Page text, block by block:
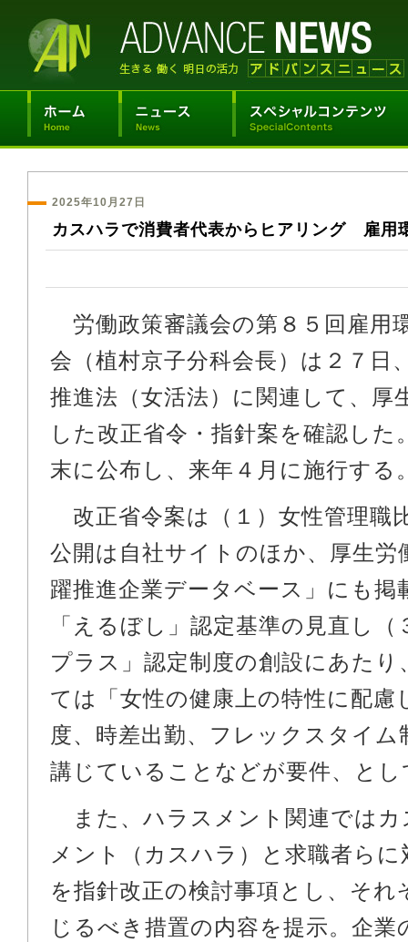
2025年10月27日
カスハラで消費者代表からヒアリング 雇用
労働政策審議会の第８５回雇用
会（植村京子分科会長）は２７日
推進法（女活法）に関連して、厚
した改正省令・指針案を確認した
末に公布し、来年４月に施行する
改正省令案は（１）女性管理職
公開は自社サイトのほか、厚生労
躍推進企業データベース」にも掲
「えるぼし」認定基準の見直し
プラス」認定制度の創設にあたり
ては「女性の健康上の特性に配慮
度、時差出勤、フレックスタイム
講じていることなどが要件、と
また、ハラスメント関連ではカ
メント（カスハラ）と求職者ら
を指針改正の検討事項とし、それ
じるべき措置の内容を提示。企業